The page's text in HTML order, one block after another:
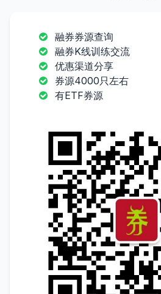
融券券源查询
融券K线训练交流
优惠渠道分享
券源4000只左右
有ETF券源